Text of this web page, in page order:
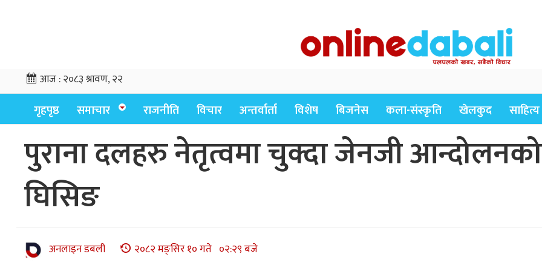
आज :२०८३ श्रावण, २२
गृहपृष्ठ समाचार राजनीति विचार अन्तर्वार्ता विशेष बिजनेस कला-संस्कृति खेलकुद साहित्य
पुराना दलहरु नेतृत्वमा चुक्दा जेनजी आन्दोलनको
घिसिङ
अनलाइन डबली २०८२ मङ्सिर १० गते ०२:२९ बजे